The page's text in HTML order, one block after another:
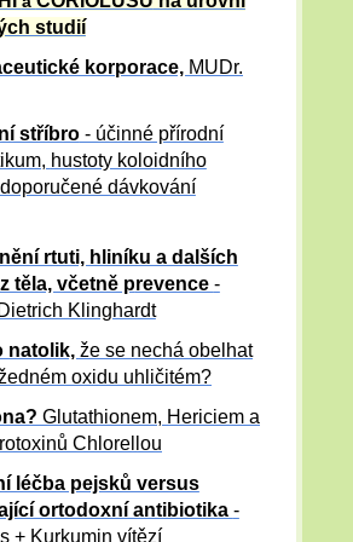
studií
korporace, MUDr.
stříbro- účinné přírodní
hustoty koloidního
dávkování
rtuti, hliníku a dalších
těla, včetně prevence -
Klinghardt
natolik, že se nechá obelhat
oxidu uhličitém?
Glutathionem, Hericiem a
Chlorellou
léčba pejsků versus
ortodoxní antibiotika -
+ Kurkumin vítězí